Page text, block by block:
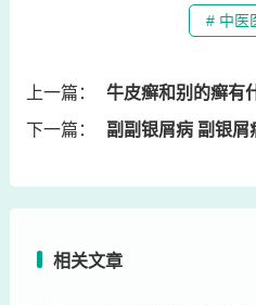
# 中医
上一篇：
牛皮癣和别的癣有
下一篇：
副副银屑病 副银屑
相关文章